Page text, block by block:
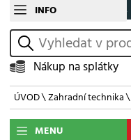
INFO CZ
vyhledat
Nákup na splátky
ÚVOD\Zahradní technika\
MENU